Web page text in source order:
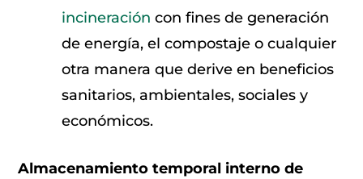
incineración con fines de generación
de energía, el compostaje o cualquier
otra manera que derive en beneficios
sanitarios, ambientales, sociales y
económicos.
Almacenamiento temporal interno de